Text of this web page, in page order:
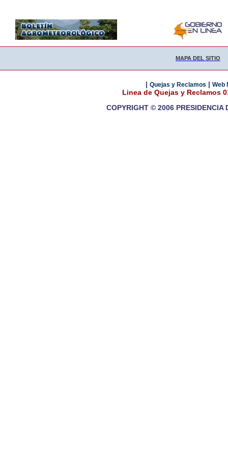
MAPA DEL SITIO
| Quejas y Reclamos | Web
Linea de Quejas y Reclamos
COPYRIGHT © 2006 PRESIDENCIA